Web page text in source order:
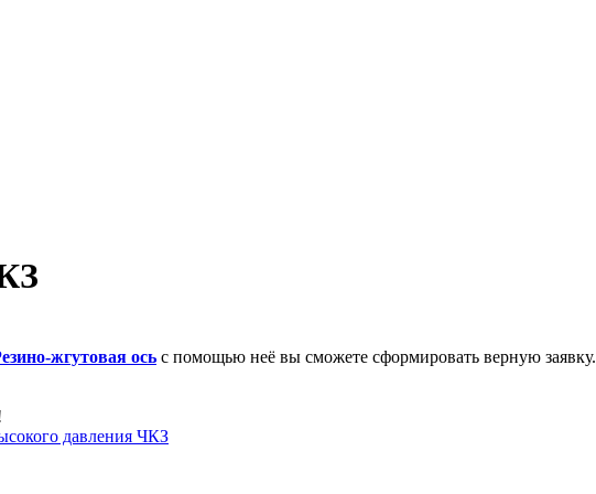
жгутовая ось с помощью неё вы сможете сформировать верную заявку.
давления ЧКЗ